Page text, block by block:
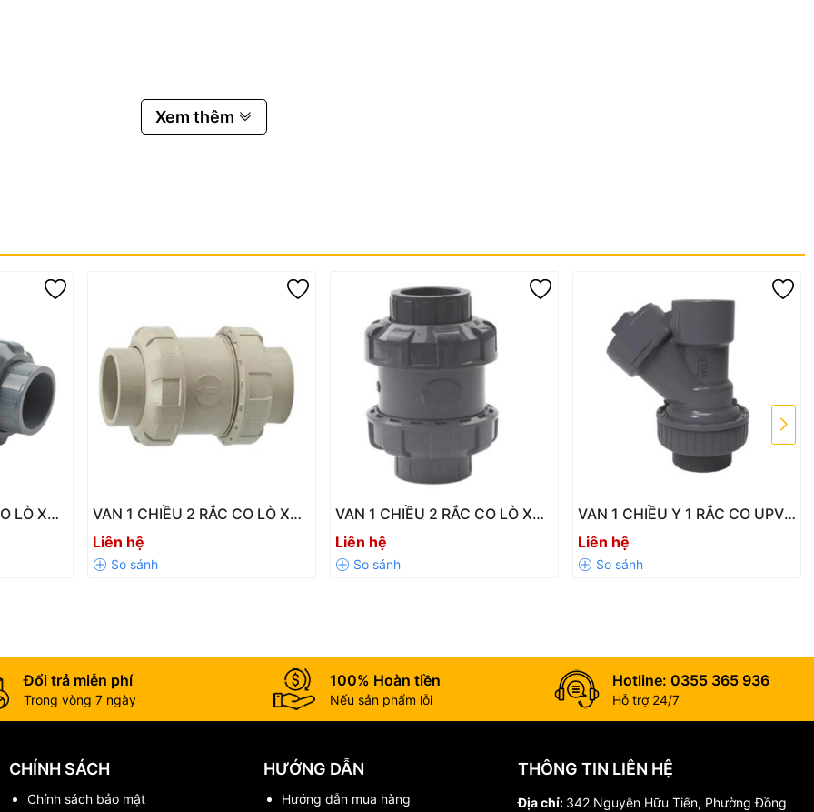
SH21
CPVC
Xem thêm
LÒ XO
VAN 1 CHIỀU 2 RẮC CO LÒ XO
PPH SH31-LX – Chịu Nhiệt Tốt,
Độ Bền Cao
Liên hệ
VAN 1 CHIỀU 2 RẮC CO LÒ XO
UPVC SH14-LX – Độ Bền Cao,
Chống Chảy Ngược Hiệu Quả
Liên hệ
VAN 1 CHIỀU Y 1 RẮC CO UPVC
SH41 – VANFIT CHINA
Liên hệ
Đổi trả miễn phí
Trong vòng 7 ngày
100% Hoàn tiền
Nếu sản phẩm lỗi
Hotline: 0355 365 936
Hỗ trợ 24/7
CHÍNH SÁCH
Chính sách bảo mật
HƯỚNG DẪN
Hướng dẫn mua hàng
THÔNG TIN LIÊN HỆ
Địa chỉ: 342 Nguyễn Hữu Tiến, Phường Đồng